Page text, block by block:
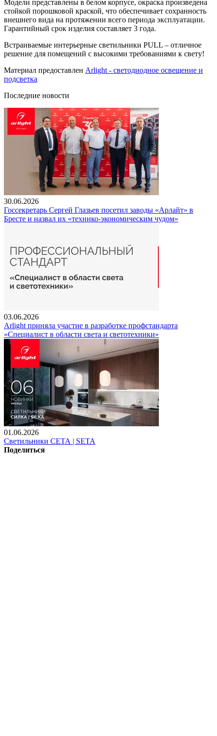
Модели представлены в белом корпусе, окраска произведена
стойкой порошковой краской, что обеспечивает сохранность
внешнего вида на протяжении всего периода эксплуатации.
Гарантийный срок изделия составляет 3 года.
Встраиваемые интерьерные светильники PULL – отличное
решение для помещений с высокими требованиями к свету!
Материал предоставлен Arlight - светодиодное освещение и
подсветка
Последние новости
30.06.2026
Госсекретарь Сергей Глазьев посетил заводы «Арлайт» в
Бресте и назвал их «технико-экономическим чудом»
03.06.2026
Arlight приняла участие в разработке профстандарта
«Специалист в области света и светотехники»
01.06.2026
Светильники СЕТА | SETA
Поделиться